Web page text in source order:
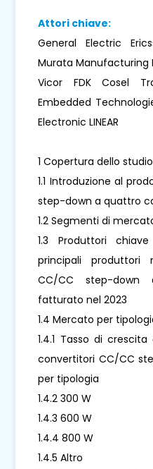
Attori chiave:
General Electric
Murata Manufacturing
Vicor FDK Cosel
Embedded
Electronic LINEAR
1 Copertura dello studio
1.1 Introduzione al
step-down a quattro
1.2 Segmenti di
1.3 Produttori
principali produttori
CC/CC step-
fatturato nel 2023
1.4 Mercato per
1.4.1 Tasso di
convertitori CC/CC
per tipologia
1.4.2 300 W
1.4.3 600 W
1.4.4 800 W
1.4.5 Altro